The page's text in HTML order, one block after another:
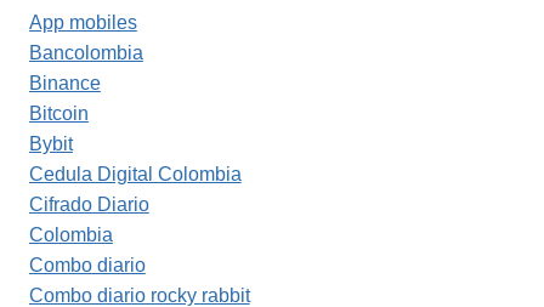
App mobiles
Bancolombia
Binance
Bitcoin
Bybit
Cedula Digital Colombia
Cifrado Diario
Colombia
Combo diario
Combo diario rocky rabbit